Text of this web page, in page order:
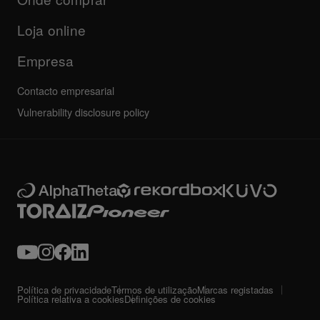
Fórum da comunidade
Suporte, reparação, garantia
Outros
Loja online
Empresa
Contacto empresarial
Vulnerability disclosure policy
Política de privacidadeTermos de utilizaçãoMarcas registadas
Política relativa a cookiesDefinições de cookies